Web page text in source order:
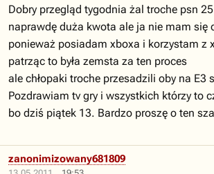
Dobry przegląd tygodnia żal troche psn
naprawdę duża kwota ale ja nie mam się
ponieważ posiadam xboxa i korzystam z
patrząc to była zemsta za ten proces
ale chłopaki troche przesadzili oby na E3
Pozdrawiam tv gry i wszystkich którzy to
bo dziś piątek 13. Bardzo proszę o ten
zanonimizowany681809